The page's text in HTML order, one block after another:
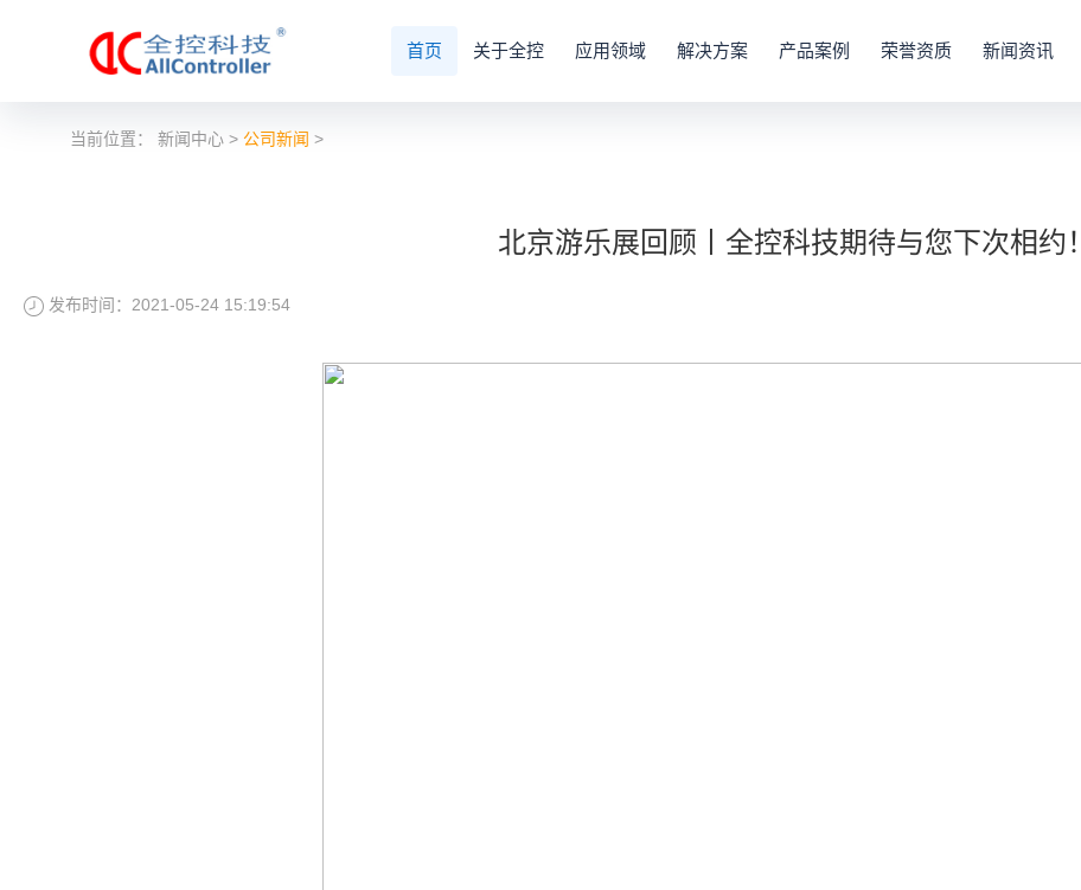
首页 关于全控 应用领域 解决方案 产品案例 荣誉资质 新闻资讯
当前位置：新闻中心 > 公司新闻 >
北京游乐展回顾丨全控科技期待与您下次相约！
发布时间：2021-05-24 15:19:54